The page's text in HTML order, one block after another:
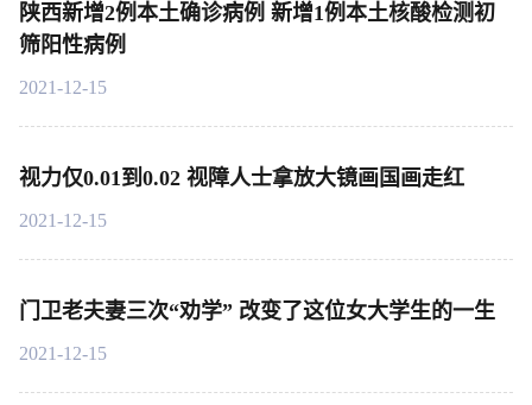
陕西新增2例本土确诊病例 新增1例本土核酸检测初
筛阳性病例
2021-12-15
视力仅0.01到0.02 视障人士拿放大镜画国画走红
2021-12-15
门卫老夫妻三次“劝学” 改变了这位女大学生的一生
2021-12-15